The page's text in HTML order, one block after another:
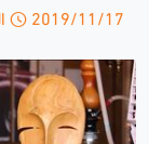
2019/11/17 الأحد 18:49 م